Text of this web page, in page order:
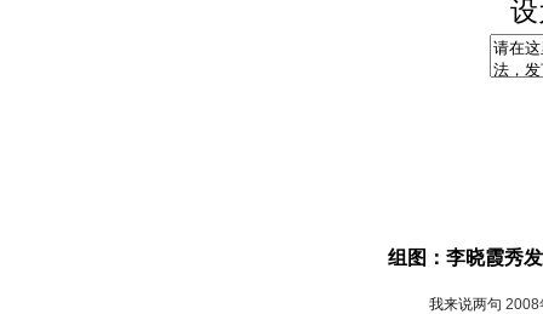
组图：李晓霞秀
我来说两句 2008